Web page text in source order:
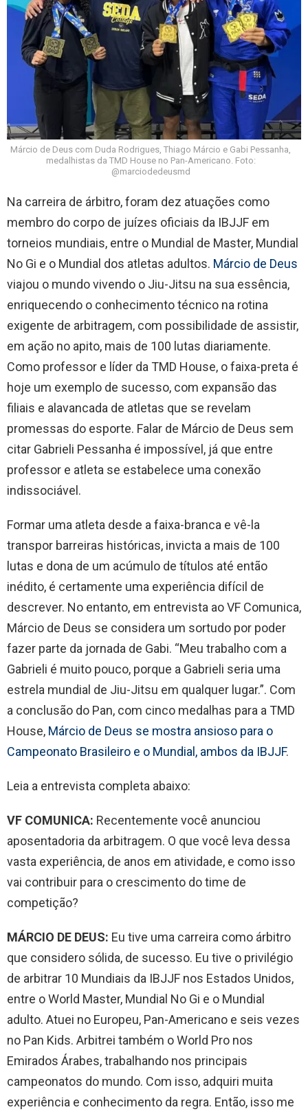
Márcio de Deus com Duda Rodrigues, Thiago Márcio e Gabi Pessanha,
medalhistas da TMD House no Pan-Americano. Foto:
@marciodedeusmd
Na carreira de árbitro, foram dez atuações como
membro do corpo de juízes oficiais da IBJJF em
torneios mundiais, entre o Mundial de Master, Mundial
No Gi e o Mundial dos atletas adultos. Márcio de Deus
viajou o mundo vivendo o Jiu-Jitsu na sua essência,
enriquecendo o conhecimento técnico na rotina
exigente de arbitragem, com possibilidade de assistir,
em ação no apito, mais de 100 lutas diariamente.
Como professor e líder da TMD House, o faixa-preta é
hoje um exemplo de sucesso, com expansão das
filiais e alavancada de atletas que se revelam
promessas do esporte. Falar de Márcio de Deus sem
citar Gabrieli Pessanha é impossível, já que entre
professor e atleta se estabelece uma conexão
indissociável.
Formar uma atleta desde a faixa-branca e vê-la
transpor barreiras históricas, invicta a mais de 100
lutas e dona de um acúmulo de títulos até então
inédito, é certamente uma experiência difícil de
descrever. No entanto, em entrevista ao VF Comunica,
Márcio de Deus se considera um sortudo por poder
fazer parte da jornada de Gabi. “Meu trabalho com a
Gabrieli é muito pouco, porque a Gabrieli seria uma
estrela mundial de Jiu-Jitsu em qualquer lugar.”. Com
a conclusão do Pan, com cinco medalhas para a TMD
House, Márcio de Deus se mostra ansioso para o
Campeonato Brasileiro e o Mundial, ambos da IBJJF.
Leia a entrevista completa abaixo:
VF COMUNICA: Recentemente você anunciou
aposentadoria da arbitragem. O que você leva dessa
vasta experiência, de anos em atividade, e como isso
vai contribuir para o crescimento do time de
competição?
MÁRCIO DE DEUS: Eu tive uma carreira como árbitro
que considero sólida, de sucesso. Eu tive o privilégio
de arbitrar 10 Mundiais da IBJJF nos Estados Unidos,
entre o World Master, Mundial No Gi e o Mundial
adulto. Atuei no Europeu, Pan-Americano e seis vezes
no Pan Kids. Arbitrei também o World Pro nos
Emirados Árabes, trabalhando nos principais
campeonatos do mundo. Com isso, adquiri muita
experiência e conhecimento da regra. Então, isso me